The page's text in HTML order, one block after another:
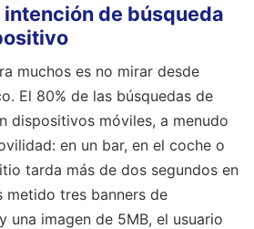
de búsqueda
muchos es no mirar desde
El 80% de las búsquedas de
dispositivos móviles, a menudo
en un bar, en el coche o
tarda más de dos segundos en
metido tres banners de
una imagen de 5MB, el usuario